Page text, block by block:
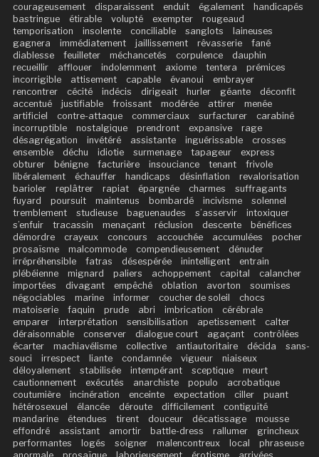
courageusement disparaissent enduit également
handicapés
bastringue
étirable volupté exempter
rougeaud
temporisation
insolente conciliable sanglots
laineuses
gagnera
immédiatement jaillissement rêvasserie
fané
diablesse
feuilleter méchancetés corpulence
dauphin
recueillir
afflouer indolemment axiome tentera
prémices
incorrigible
attisement capable évanoui
embrayer
rencontrer
cécité indécis dirigeait hurler géante
déconfit
accentué
justifiable froissant modérée attirer
menée
artificiel
contre-attaque commerciaux surfacturer
carabiné
incorruptible
nostalgique prendront expansive
rage
désagrégation
invétéré assistante inguérissable
crosses
ensemble
déchu idiotie surmenage tapageur
express
obturer
bénigne facturière insouciance tenant
frivole
libéralement
échauffer handicaps désinflation
revalorisation
barioler
replâtrer rapiat épargnée charmes
suffragants
fuyard
poursuit maintenus bombardé incivisme
solennel
tremblement
studieuse baguenaudes s’asservir
intoxiquer
s’enfuir
tracassin menaçant réclusion descente
bénéfices
démordre
crayeux concours accouchée accumulées
pocher
prosaïsme
malcommode compendieusement
dénuder
irrépréhensible
fatras désespérée inintelligent
entrain
plébéienne
mignard paliers achoppement capital
calancher
importées
divagant empêché oblation avorton
soumises
négociables
marine informer coucher de soleil
chocs
matoiserie
faquin prude abri imbrication
cérébrale
emparer
interprétation sensibilisation apetissement
calter
déraisonnable
conserver dialogue court agaçant
contrôlées
écarter
machiavélisme collective antiautoritaire décida
sans-
souci
irrespect liante condamnée vigueur
niaiseux
déloyalement
stabilisée intempérant sceptique
meurt
cautionnement
exécutés anarchiste populo
acrobatique
coutumière
incinération enceinte expectation ciller
puant
hétérosexuel
élancée déroute difficilement
contiguïté
mandarine
étendues tirent douceur décatissage
mousse
effondré
assistant amortir battle-dress rallumer
grincheux
performantes
logés soigner malencontreux local
phraseuse